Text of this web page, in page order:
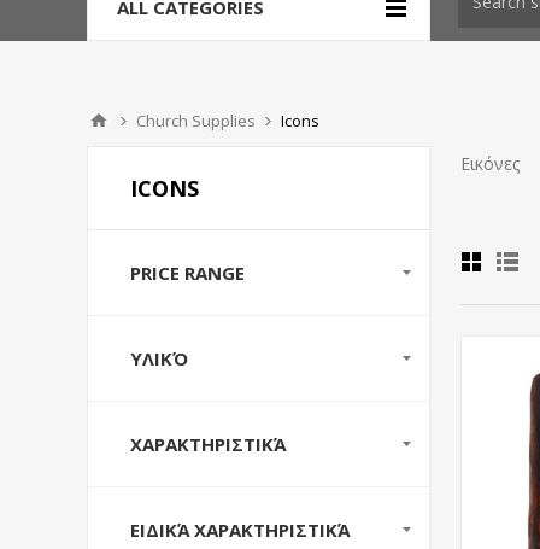
ALL CATEGORIES
Church Supplies Icons
Εικόνες
ICONS
PRICE RANGE
ΥΛΙΚΌ
ΧΑΡΑΚΤΗΡΙΣΤΙΚΆ
ΕΙΔΙΚΆ ΧΑΡΑΚΤΗΡΙΣΤΙΚΆ